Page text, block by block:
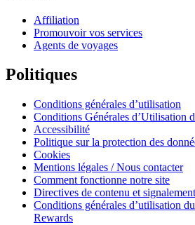
Affiliation
Promouvoir vos services
Agents de voyages
Politiques
Conditions générales d’utilisation
Conditions Générales d’Utilisation
Accessibilité
Politique sur la protection des
Cookies
Mentions légales / Nous contacter
Comment fonctionne notre site
Directives de contenu et
Conditions générales d’utilisation
Rewards